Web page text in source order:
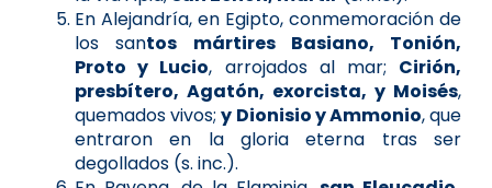
En Alejandría, en Egipto, conmemoración de
los santos mártires Basiano, Tonión,
Proto y Lucio, arrojados al mar; Cirión,
presbítero, Agatón, exorcista, y Moisés,
quemados vivos;y Dionisio y Ammonio, que
entraron en la gloria eterna tras ser
degollados (s. inc.).